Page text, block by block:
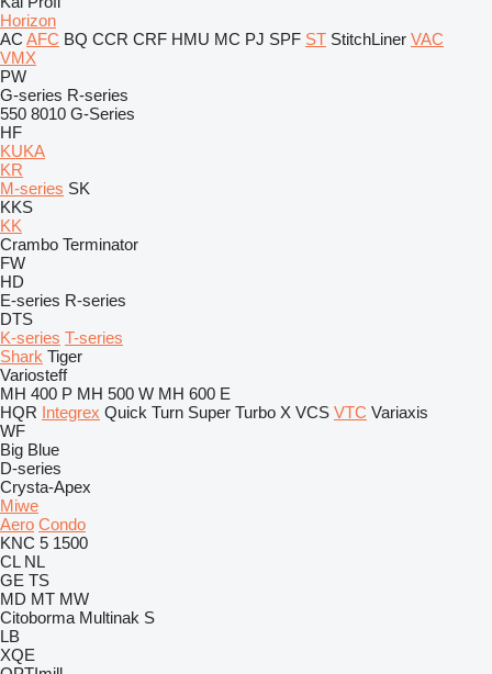
Horizon
AC AFC BQ CCR CRF HMU MC PJ SPF ST StitchLiner VAC
VMX
PW
G-series R-series
550 8010 G-Series
HF
KUKA
KR
M-series SK
KKS
KK
Crambo Terminator
FW
HD
E-series R-series
DTS
K-series T-series
Shark Tiger
Variosteff
MH 400 P MH 500 W MH 600 E
HQR Integrex Quick Turn Super Turbo X VCS VTC Variaxis
WF
Big Blue
D-series
Crysta-Apex
Miwe
Aero Condo
KNC 5 1500
CL NL
GE TS
MD MT MW
Citoborma Multinak S
LB
XQE